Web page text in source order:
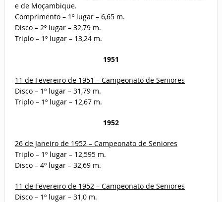
e de Moçambique.
Comprimento – 1º lugar – 6,65 m.
Disco – 2º lugar – 32,79 m.
Triplo – 1º lugar – 13,24 m.
1951
11 de Fevereiro de 1951 – Campeonato de Seniores
Disco – 1º lugar – 31,79 m.
Triplo – 1º lugar – 12,67 m.
1952
26 de Janeiro de 1952 – Campeonato de Seniores
Triplo – 1º lugar – 12,595 m.
Disco – 4º lugar – 32,69 m.
11 de Fevereiro de 1952 – Campeonato de Seniores
Disco – 1º lugar – 31,0 m.